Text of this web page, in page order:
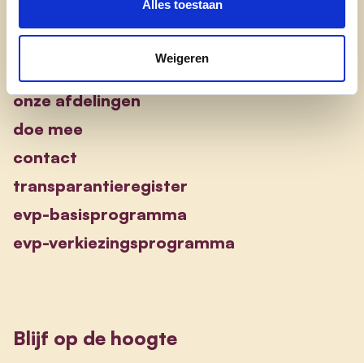
Alles toestaan
Weigeren
onze afdelingen
doe mee
contact
transparantieregister
evp-basisprogramma
evp-verkiezingsprogramma
Blijf op de hoogte